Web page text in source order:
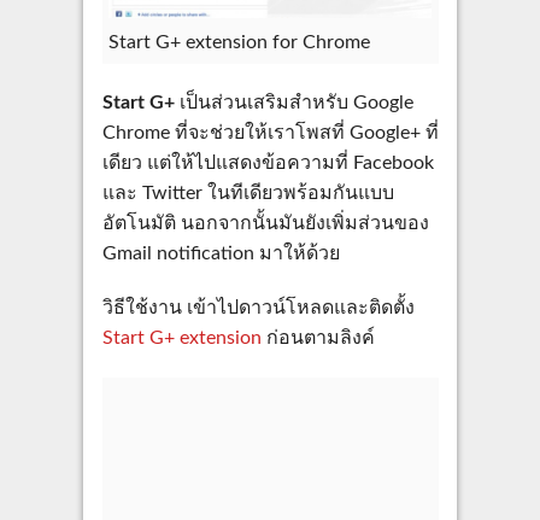
Start G+ extension for Chrome
Start G+เป็นส่วนเสริมสำหรับ Google
Chrome ที่จะช่วยให้เราโพสที่ Google+ ที่
เดียว แต่ให้ไปแสดงข้อความที่ Facebook
และ Twitter ในทีเดียวพร้อมกันแบบ
อัตโนมัติ นอกจากนั้นมันยังเพิ่มส่วนของ
Gmail notification มาให้ด้วย
วิธีใช้งาน เข้าไปดาวน์โหลดและติดตั้ง
Start G+ extension ก่อนตามลิงค์